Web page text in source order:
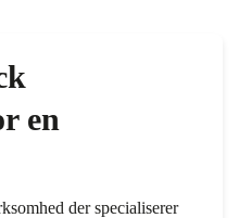
en
der specialiserer